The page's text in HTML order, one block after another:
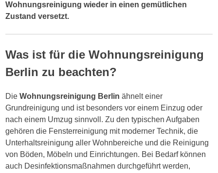
Wohnungsreinigung wieder in einen gemütlichen
Zustand versetzt.
Was ist für die Wohnungsreinigung
Berlin zu beachten?
DieWohnungsreinigung Berlin ähnelt einer
Grundreinigung und ist besonders vor einem Einzug oder
nach einem Umzug sinnvoll. Zu den typischen Aufgaben
gehören die Fensterreinigung mit moderner Technik, die
Unterhaltsreinigung aller Wohnbereiche und die Reinigung
von Böden, Möbeln und Einrichtungen. Bei Bedarf können
auch Desinfektionsmaßnahmen durchgeführt werden,